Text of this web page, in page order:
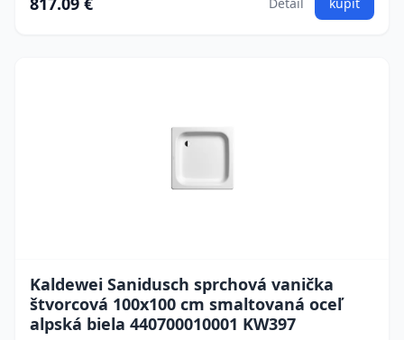
Kaldewei Sanidusch sprchová vanička
štvorcová 100x100 cm smaltovaná oceľ
alpská biela 440700010001 KW397